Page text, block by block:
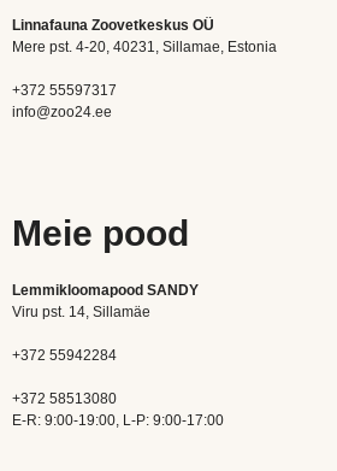
Linnafauna Zoovetkeskus OÜ
Mere pst. 4-20, 40231, Sillamae, Estonia
+372 55597317
info@zoo24.ee
Meie pood
Lemmikloomapood SANDY
Viru pst. 14, Sillamäe
+372 55942284
+372 58513080
E-R: 9:00-19:00, L-P: 9:00-17:00